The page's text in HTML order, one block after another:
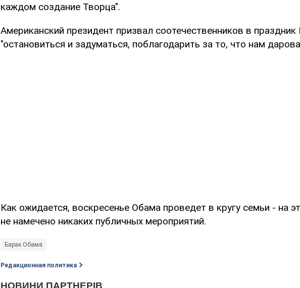
каждом создание Творца".
Американский президент призвал соотечественников в праздник
"остановиться и задуматься, поблагодарить за то, что нам
Как ожидается, воскресенье Обама проведет в кругу семьи - на
не намечено никаких публичных мероприятий.
Барак Обама
Редакционная политика